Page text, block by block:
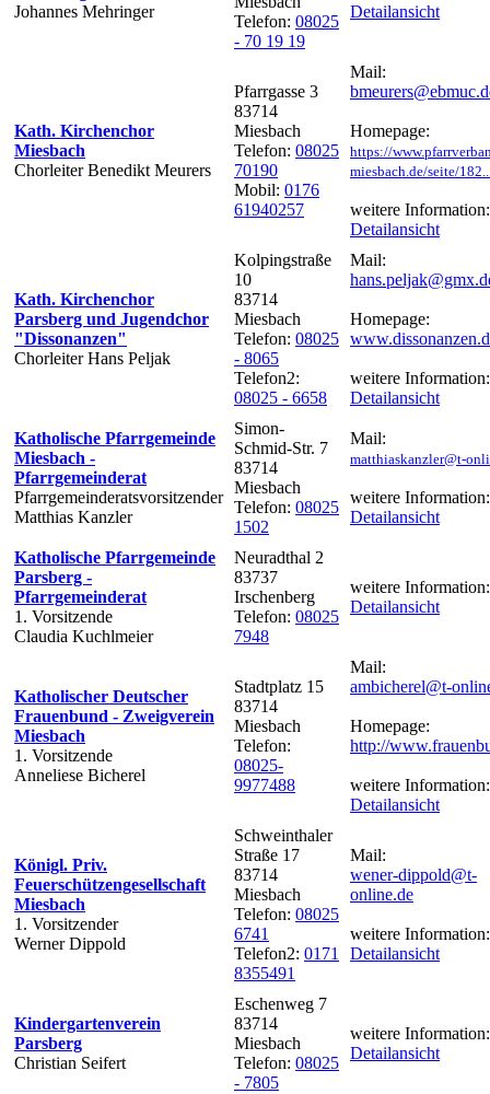
Johannes Mehringer
Telefon: 08025
- 70 19 19
Detailansicht
Kath. Kirchenchor
Miesbach
Chorleiter Benedikt Meurers
Pfarrgasse 3
83714
Miesbach
Telefon: 08025
70190
Mobil: 0176
61940257
Mail:
Homepage:
https://
miesbach.de/seite/
weitere Information:
Detailansicht
Kath. Kirchenchor
Parsberg und Jugendchor
"Dissonanzen"
Chorleiter Hans Peljak
Kolpingstraße
10
83714
Miesbach
Telefon: 08025
- 8065
Telefon2:
08025 - 6658
Mail:
Homepage:
weitere Information:
Detailansicht
Katholische Pfarrgemeinde
Miesbach -
Pfarrgemeinderat
Pfarrgemeinderatsvorsitzender
Matthias Kanzler
Simon-
Schmid-Str. 7
83714
Miesbach
Telefon: 08025
1502
Mail:
matthiaskanzler@t-
weitere Information:
Detailansicht
Katholische Pfarrgemeinde
Parsberg -
Pfarrgemeinderat
1. Vorsitzende
Claudia Kuchlmeier
Neuradthal 2
83737
Irschenberg
Telefon: 08025
7948
weitere Information:
Detailansicht
Katholischer Deutscher
Frauenbund - Zweigverein
Miesbach
1. Vorsitzende
Anneliese Bicherel
Stadtplatz 15
83714
Miesbach
Telefon:
08025-
9977488
Mail:
ambicherel@t-
Homepage:
http://
weitere Information:
Detailansicht
Königl. Priv.
Feuerschützengesellschaft
Miesbach
1. Vorsitzender
Werner Dippold
Schweinthaler
Straße 17
83714
Miesbach
Telefon: 08025
6741
Telefon2: 0171
8355491
Mail:
wener-dippold@t-
online.de
weitere Information:
Detailansicht
Kindergartenverein
Parsberg
Christian Seifert
Eschenweg 7
83714
Miesbach
Telefon: 08025
- 7805
weitere Information:
Detailansicht